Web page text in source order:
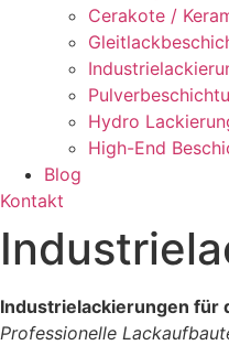
Cerakote /
Hydro
High-End
Blog
Kontakt
Industrielackierungen für
Professionelle